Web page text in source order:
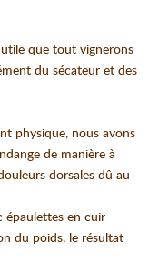
que tout vignerons
du sécateur et des
physique, nous avons
de manière à
dorsales dû au
épaulettes en cuir
du poids, le résultat